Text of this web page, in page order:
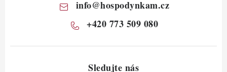
info@hospodynkam.cz
+420 773 509 080